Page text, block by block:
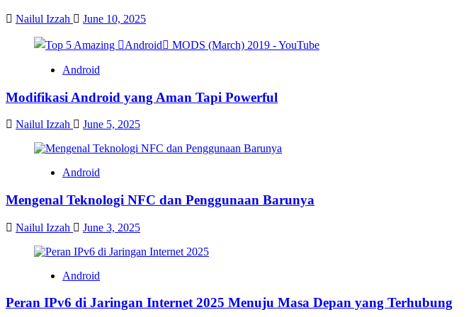
Nailul Izzah June 10, 2025
Android
Modifikasi Android yang Aman Tapi Powerful
Nailul Izzah June 5, 2025
Android
Mengenal Teknologi NFC dan Penggunaan Barunya
Nailul Izzah June 3, 2025
Android
Peran IPv6 di Jaringan Internet 2025 Menuju Masa Depan yang Terhubung